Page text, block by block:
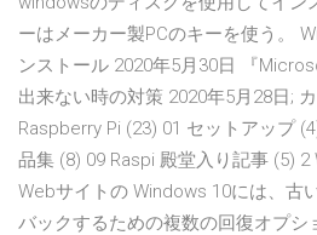
ーはメーカー製PCのキーを使う。
ンストール 2020年5月30日 『
出来ない時の対策 2020年5月28日;
Raspberry Pi (23) 01 セットアップ
品集 (8) 09 Raspi 殿堂入り記事 (5) 2
Webサイトの Windows 10には、古
バックするための複数の回復オプシ